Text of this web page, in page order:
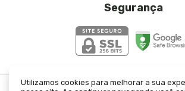
Utilizamos cookies para melhorar a sua
Segurança